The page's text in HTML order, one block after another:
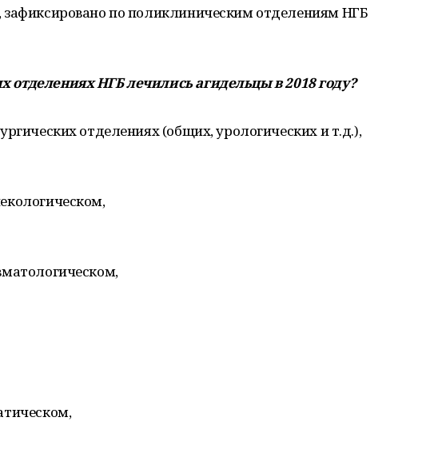
зафиксировано по поликлиническим отделениям НГБ
отделениях НГБ лечились агидельцы в 2018 году?
отделениях (общих, урологических и т.д.),